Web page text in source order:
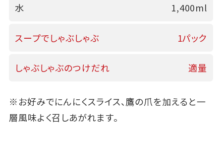
水 1,400ml
スープでしゃぶしゃぶ 1パック
しゃぶしゃぶのつけだれ 適量
※お好みでにんにくスライス、鷹の爪を加えると一
層風味よく召しあがれます。